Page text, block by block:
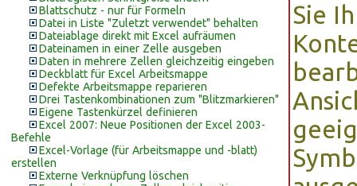
Blattschutz - nur für Formeln
Datei in Liste "Zuletzt verwendet" behalten
Dateiablage direkt mit Excel aufräumen
Dateinamen in einer Zelle ausgeben
Daten in mehrere Zellen gleichzeitig eingeben
Deckblatt für Excel Arbeitsmappe
Defekte Arbeitsmappe reparieren
Drei Tastenkombinationen zum "Blitzmarkieren"
Eigene Tastenkürzel definieren
Excel 2007: Neue Positionen der Excel 2003-
Befehle
Excel-Vorlage (für Arbeitsmappe und -blatt)
erstellen
Externe Verknüpfung löschen
Sie